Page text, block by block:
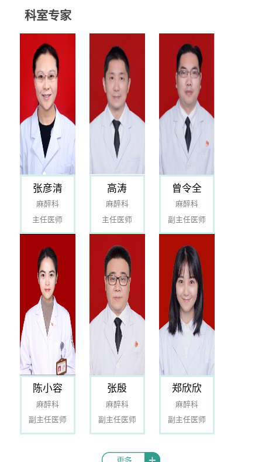
科发展新路径。大会由重庆医科
委员会副主任委员张彦清主持。
重庆市医院协会麻醉专委会主任
委员郁葱教授率先致开幕辞，围
绕麻醉...
现场竞争激烈，由麻醉科主任张
彦清带队，欧刚（队长）、冯晓
庆、高苑松组成的“针锋相队”
科室专家
张彦清
麻醉科
主任医师
高涛
麻醉科
主任医师
曾令全
麻醉科
副主任医师
陈小容
麻醉科
副主任医师
张殷
麻醉科
副主任医师
郑欣欣
麻醉科
副主任医师